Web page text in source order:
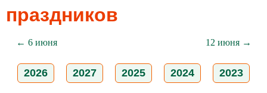
праздников
← 6 июня 12 июня →
2026 2027 2025 2024 2023